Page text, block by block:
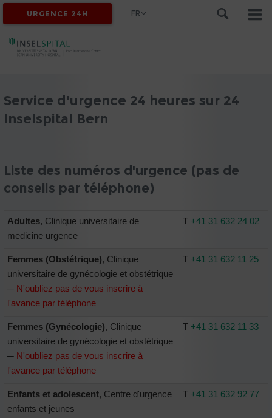
URGENCE 24H FR
Service d'urgence 24 heures sur 24
Inselspital Bern
Liste des numéros d'urgence (pas de
conseils par téléphone)
Adultes, Clinique universitaire de
medicine urgence
T +41 31 632 24 02
Femmes (Obstétrique), Clinique
universitaire de gynécologie et obstétrique
─ N'oubliez pas de vous inscrire à
l'avance par téléphone
T +41 31 632 11 25
Femmes (Gynécologie), Clinique
universitaire de gynécologie et obstétrique
─ N'oubliez pas de vous inscrire à
l'avance par téléphone
T +41 31 632 11 33
Enfants et adolescent, Centre d'urgence
enfants et jeunes
T +41 31 632 92 77